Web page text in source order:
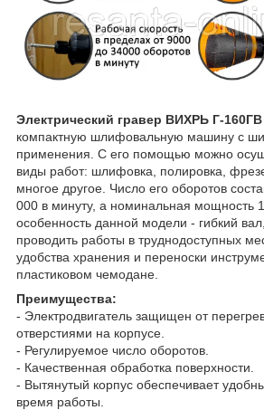
Электрический гравер ВИХРЬ Г-160ГВ
компактную шлифовальную машину с
применения. С его помощью можно
виды работ: шлифовка, полировка,
многое другое. Число его оборотов
000 в минуту, а номинальная мощность
особенность данной модели - гибкий
проводить работы в труднодоступных
удобства хранения и переноски
пластиковом чемодане.
Преимущества:
- Электродвигатель защищен от
отверстиями на корпусе.
- Регулируемое число оборотов.
- Качественная обработка поверхности.
- Вытянутый корпус обеспечивает
время работы.